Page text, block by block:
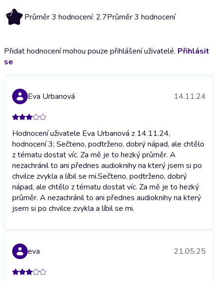
2.7 Průměr 3 hodnocení: 2.7Průměr 3 hodnocení
Přidat hodnocení mohou pouze přihlášení uživatelé. Přihlásit
se
Eva Urbanová 14.11.24
Hodnocení uživatele Eva Urbanová z 14.11.24,
hodnocení 3; Sečteno, podtrženo, dobrý nápad, ale chtělo
z tématu dostat víc. Za mě je to hezký průměr. A
nezachránil to ani přednes audioknihy na který jsem si po
chvilce zvykla a líbil se mi.Sečteno, podtrženo, dobrý
nápad, ale chtělo z tématu dostat víc. Za mě je to hezký
průměr. A nezachránil to ani přednes audioknihy na který
jsem si po chvilce zvykla a líbil se mi.
eva 21.05.25